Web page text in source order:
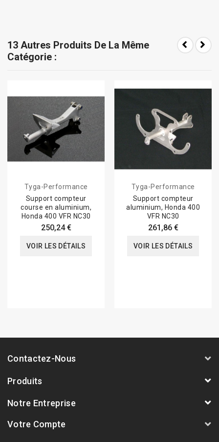
13 Autres Produits De La Même
Catégorie :
Tyga-Performance
Support compteur
course en aluminium,
Honda 400 VFR NC30
250,24 €
VOIR LES DÉTAILS
Tyga-Performance
Support compteur
aluminium, Honda 400
VFR NC30
261,86 €
VOIR LES DÉTAILS
Contactez-Nous
Produits
Notre Entreprise
Votre Compte